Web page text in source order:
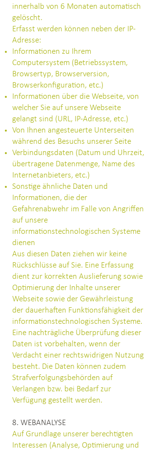
innerhalb von 6 Monaten automatisch
gelöscht.
Erfasst werden können neben der IP-
Adresse:
Informationen zu Ihrem
Computersystem (Betriebssystem,
Browsertyp, Browserversion,
Browserkonfiguration, etc.)
Informationen über die Webseite, von
welcher Sie auf unsere Webseite
gelangt sind (URL, IP-Adresse, etc.)
Von Ihnen angesteuerte Unterseiten
während des Besuchs unserer Seite
Verbindungsdaten (Datum und Uhrzeit,
übertragene Datenmenge, Name des
Internetanbieters, etc.)
Sonstige ähnliche Daten und
Informationen, die der
Gefahrenabwehr im Falle von Angriffen
auf unsere
informationstechnologischen Systeme
dienen
Aus diesen Daten ziehen wir keine
Rückschlüsse auf Sie. Eine Erfassung
dient zur korrekten Auslieferung sowie
Optimierung der Inhalte unserer
Webseite sowie der Gewährleistung
der dauerhaften Funktionsfähigkeit der
informationstechnologischen Systeme.
Eine nachträgliche Überprüfung dieser
Daten ist vorbehalten, wenn der
Verdacht einer rechtswidrigen Nutzung
besteht. Die Daten können zudem
Strafverfolgungsbehörden auf
Verlangen bzw. bei Bedarf zur
Verfügung gestellt werden.
8. WEBANALYSE
Auf Grundlage unserer berechtigten
Interessen (Analyse, Optimierung und